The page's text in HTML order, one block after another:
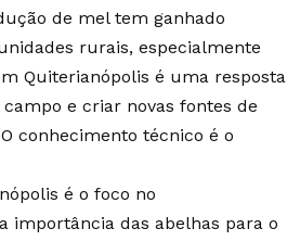
de mel tem ganhado
rurais, especialmente
Quiterianópolis é uma resposta
e criar novas fontes de
conhecimento técnico é o
é o foco no
importância das abelhas para o